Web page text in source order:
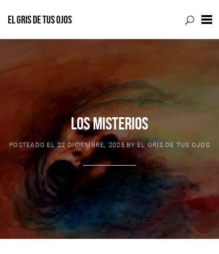
content
EL GRIS DE TUS OJOS
LOS MISTERIOS
POSTEADO EL22 DICIEMBRE, 2025BY EL GRIS DE TUS OJOS